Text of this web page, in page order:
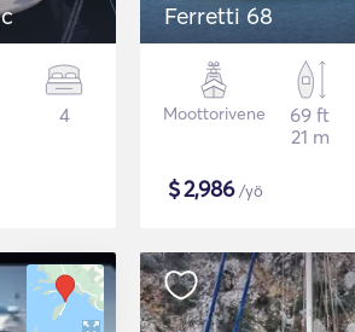
4
Ferretti 68
Moottorivene
69 ft
21 m
$2,986/yö